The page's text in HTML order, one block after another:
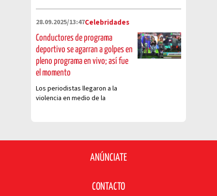
28.09.2025/13:47Celebridades
Conductores de programa
deportivo se agarran a golpes en
pleno programa en vivo; así fue
el momento
Los periodistas llegaron a la
violencia en medio de la
ANÚNCIATE
CONTACTO